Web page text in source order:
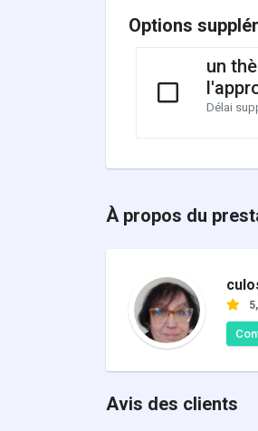
Options
un
Délai
À propos du
Avis des clients